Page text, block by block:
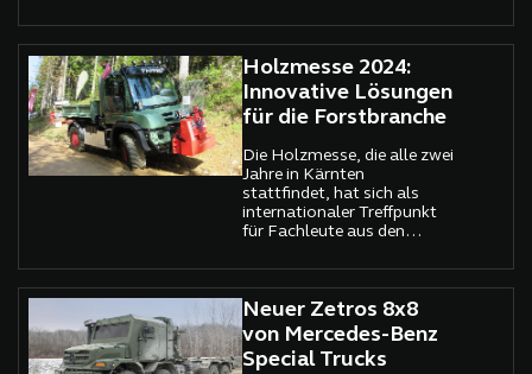
Holzmesse 2024:
Innovative Lösungen
für die Forstbranche
Die Holzmesse, die alle zwei
Jahre in Kärnten
stattfindet, hat sich als
internationaler Treffpunkt
für Fachleute aus den
Sägeindustrie, Holzbau,
Tischlerei, Transport,
Bioenergie und Jagd
etabliert.
Neuer Zetros 8x8
von Mercedes-Benz
Special Trucks